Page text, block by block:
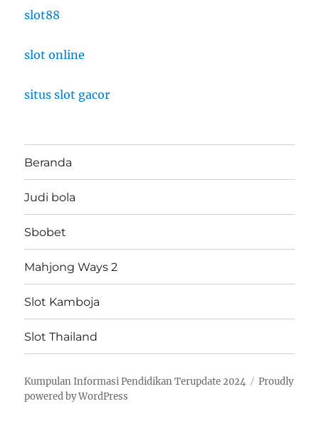
slot88
slot online
situs slot gacor
Beranda
Judi bola
Sbobet
Mahjong Ways 2
Slot Kamboja
Slot Thailand
Kumpulan Informasi Pendidikan Terupdate 2024
Proudly
powered by WordPress